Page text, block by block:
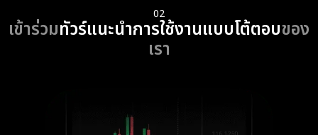
02
เข้าร่วมทัวร์แนะนำการใช้งานแบบโต้ตอบของ
เรา